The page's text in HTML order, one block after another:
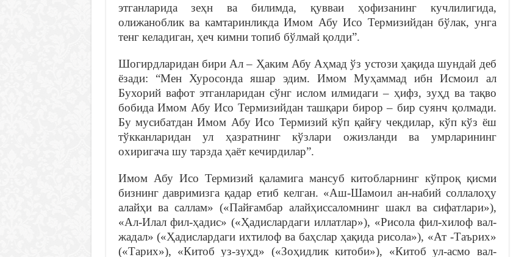
этганларида зеҳн ва билимда, қувваи ҳофизанинг кучлилигида,
олижаноблик ва камтаринликда Имом Абу Исо Термизийдан бўлак, унга
тенг келадиган, ҳеч кимни топиб бўлмай қолди”.
Шогирдларидан бири Ал – Ҳаким Абу Аҳмад ўз устози ҳақида шундай деб
ёзади: “Мен Хуросонда яшар эдим. Имом Муҳаммад ибн Исмоил ал
Бухорий вафот этганларидан сўнг ислом илмидаги – ҳифз, зуҳд ва тақво
бобида Имом Абу Исо Термизийдан ташқари бирор – бир суянч қолмади.
Бу мусибатдан Имом Абу Исо Термизий кўп қайғу чекдилар, кўп кўз ёш
тўкканларидан ул ҳазратнинг кўзлари ожизланди ва умрларининг
охиригача шу тарзда ҳаёт кечирдилар”.
Имом Абу Исо Термизий қаламига мансуб китобларнинг кўпроқ қисми
бизнинг давримизга қадар етиб келган. «Аш-Шамоил ан-набий соллалоҳу
алайҳи ва саллам» («Пайғамбар алайҳиссаломнинг шакл ва сифатлари»),
«Ал-Илал фил-ҳадис» («Ҳадислардаги иллатлар»), «Рисола фил-хилоф вал-
жадал» («Ҳадислардаги ихтилоф ва баҳслар ҳақида рисола»), «Ат -Таърих»
(«Тарих»), «Китоб уз-зуҳд» («Зоҳидлик китоби»), «Китоб ул-асмо вал-